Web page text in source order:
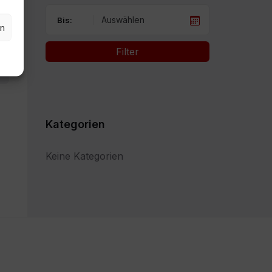
Bis:
Filter
Kategorien
Keine Kategorien